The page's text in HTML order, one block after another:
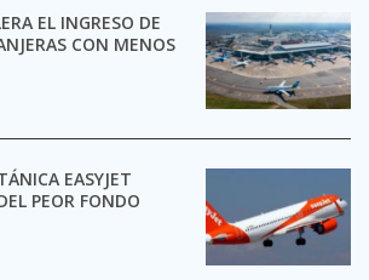
EL INGRESO DE
CON MENOS
EASYJET
PEOR FONDO